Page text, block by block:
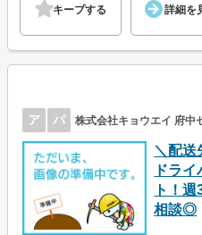
キープする 詳細を
ア パ 株式会社キョウエイ 府中
＼配送
ドラ
ト！
相談◎